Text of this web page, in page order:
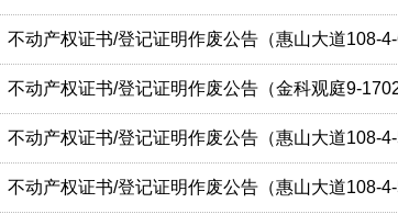
不动产权证书/登记证明作废公告（惠山大道108-4-
不动产权证书/登记证明作废公告（金科观庭9-1702
不动产权证书/登记证明作废公告（惠山大道108-4-
不动产权证书/登记证明作废公告（惠山大道108-4-